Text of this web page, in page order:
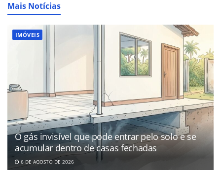
Mais Notícias
IMÓVEIS
O gás invisível que pode entrar pelo solo e se
acumular dentro de casas fechadas
6 DE AGOSTO DE 2026